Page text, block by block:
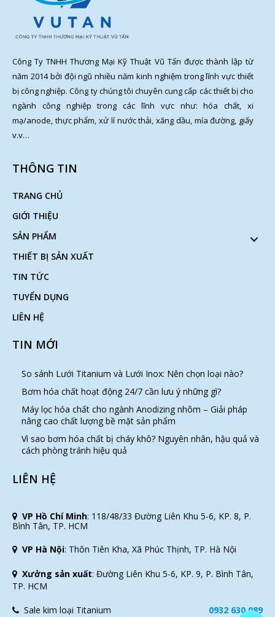
Công Ty TNHH Thương Mại Kỹ Thuật Vũ Tấn được thành lập từ
năm 2014 bởi đội ngũ nhiều năm kinh nghiệm trong lĩnh vực thiết
bị công nghiệp. Công ty chúng tôi chuyên cung cấp các thiết bị cho
ngành công nghiệp trong các lĩnh vực như: hóa chất, xi
mạ/anode, thực phẩm, xử lí nước thải, xăng dầu, mía đường, giấy
v.v…
THÔNG TIN
TRANG CHỦ
GIỚI THIỆU
SẢN PHẨM
THIẾT BỊ SẢN XUẤT
TIN TỨC
TUYỂN DỤNG
LIÊN HỆ
TIN MỚI
So sánh Lưới Titanium và Lưới Inox: Nên chọn loại nào?
Bơm hóa chất hoạt động 24/7 cần lưu ý những gì?
Máy lọc hóa chất cho ngành Anodizing nhôm – Giải pháp
nâng cao chất lượng bề mặt sản phẩm
Vì sao bơm hóa chất bị cháy khô? Nguyên nhân, hậu quả và
cách phòng tránh hiệu quả
LIÊN HỆ
VP Hồ Chí Minh: 118/48/33 Đường Liên Khu 5-6, KP. 8, P.
Bình Tân, TP. HCM
VP Hà Nội: Thôn Tiên Kha, Xã Phúc Thịnh, TP. Hà Nội
Xưởng sản xuất: Đường Liên Khu 5-6, KP. 9, P. Bình Tân,
TP. HCM
Sale kim loại Titanium 0932 630 089